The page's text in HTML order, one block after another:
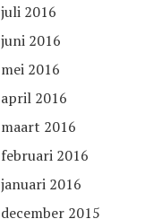
juli 2016
juni 2016
mei 2016
april 2016
maart 2016
februari 2016
januari 2016
december 2015